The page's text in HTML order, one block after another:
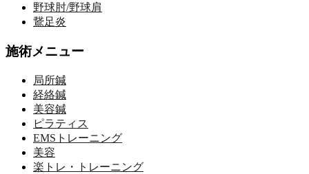
野球肘/野球肩
鵞足炎
施術メニュー
局所鍼
経絡鍼
美容鍼
ピラティス
EMSトレーニング
美容
楽トレ・トレーニング